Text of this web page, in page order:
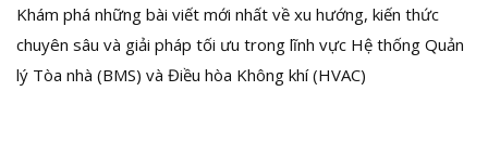
Khám phá những bài viết mới nhất về xu hướng, kiến thức
chuyên sâu và giải pháp tối ưu trong lĩnh vực Hệ thống Quản
lý Tòa nhà (BMS) và Điều hòa Không khí (HVAC)